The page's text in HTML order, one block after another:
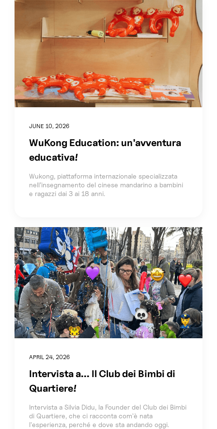
JUNE 10, 2026
WuKong Education: un'avventura
educativa!
Wukong, piattaforma internazionale specializzata
nell’insegnamento del cinese mandarino a bambini
e ragazzi dai 3 ai 18 anni.
APRIL 24, 2026
Intervista a... Il Club dei Bimbi di
Quartiere!
Intervista a Silvia Didu, la Founder del Club dei Bimbi
di Quartiere, che ci racconta com'è nata
l'esperienza, perché e dove sta andando oggi.